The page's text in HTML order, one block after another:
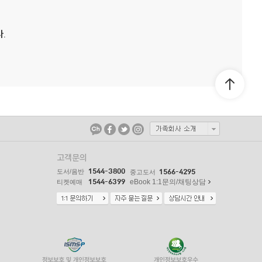
.
고객문의
도서/음반 1544-3800 중고도서 1566-4295
티켓예매 1544-6399 eBook 1:1문의/채팅상담